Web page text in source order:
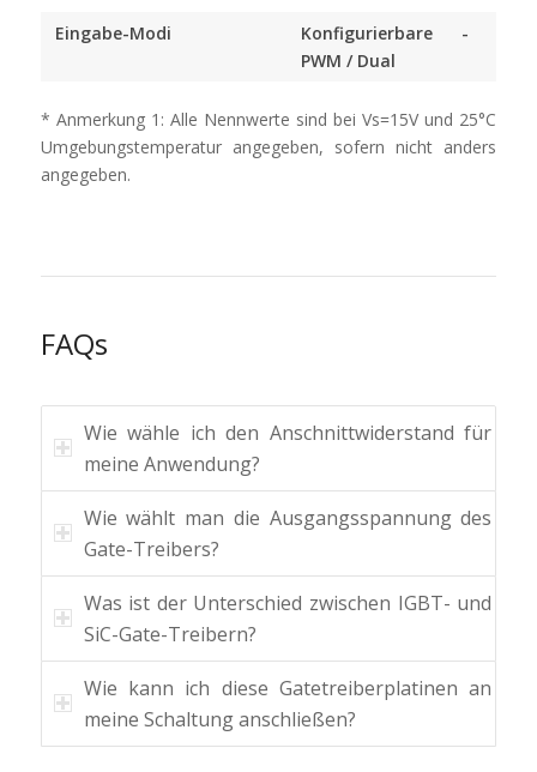
Eingabe-Modi
Konfigurierbare
PWM / Dual
-
* Anmerkung 1: Alle Nennwerte sind bei Vs=15V und 25°C
Umgebungstemperatur angegeben, sofern nicht anders
angegeben.
FAQs
Wie wähle ich den Anschnittwiderstand für
meine Anwendung?
Wie wählt man die Ausgangsspannung des
Gate-Treibers?
Was ist der Unterschied zwischen IGBT- und
SiC-Gate-Treibern?
Wie kann ich diese Gatetreiberplatinen an
meine Schaltung anschließen?